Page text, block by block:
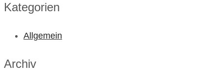
Kategorien
Allgemein
Archiv